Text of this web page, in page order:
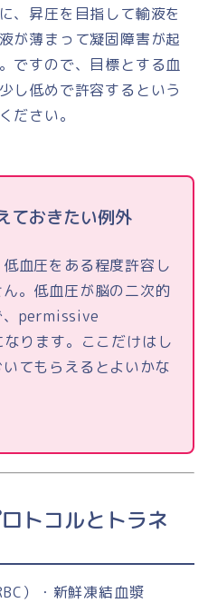
、昇圧を目指して輸液を
が薄まって凝固障害が起
ですので、目標とする血
し低めで許容するという
ださい。
ておきたい例外
血圧をある程度許容し
。低血圧が脳の二次的
、permissive
ります。ここだけはし
てもらえるとよいかな
トコルとトラネ
）・新鮮凍結血漿